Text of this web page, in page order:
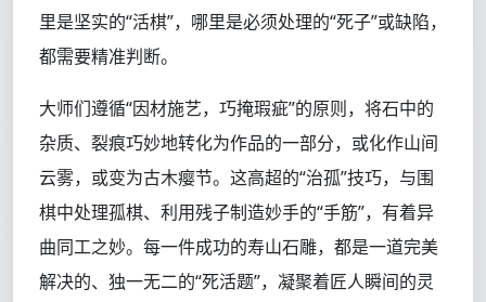
里是坚实的“活棋”，哪里是必须处理的“死子”或缺陷，
都需要精准判断。
大师们遵循“因材施艺，巧掩瑕疵”的原则，将石中的
杂质、裂痕巧妙地转化为作品的一部分，或化作山间
云雾，或变为古木瘿节。这高超的“治孤”技巧，与围
棋中处理孤棋、利用残子制造妙手的“手筋”，有着异
曲同工之妙。每一件成功的寿山石雕，都是一道完美
解决的、独一无二的“死活题”，凝聚着匠人瞬间的灵